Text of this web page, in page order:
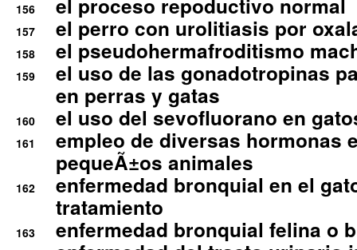
156 el proceso repoductivo normal
157 el perro con urolitiasis por
158 el pseudohermafroditismo
159
el uso de las gonadotropinas
en perras y gatas
160 el uso del sevofluorano en
161
empleo de diversas hormonas
pequeÃ±os animales
162
enfermedad bronquial en el
tratamiento
163 enfermedad bronquial felina o